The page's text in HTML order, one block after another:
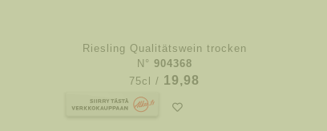
Riesling Qualitätswein trocken
N° 904368
75cl / 19,98